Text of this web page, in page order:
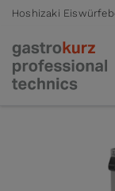
Hoshizaki